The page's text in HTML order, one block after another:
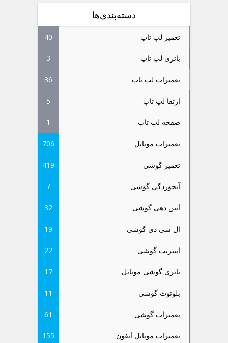
دسته‌بندی‌ها
تعمیر لپ تاپ 40
باتری لپ تاپ 3
تعمیرات لپ تاپ 36
ارتقا لپ تاپ 5
صفحه لپ تاپ 1
تعمیرات موبایل 706
تعمیر گوشی 419
آبخوردگی گوشی 7
آنتن دهی گوشی 32
ال سی دی گوشی 19
اینترنت گوشی 22
باتری گوشی موبایل 17
بلوتوث گوشی 11
تعمیرات گوشی 61
تعمیرات موبایل آیفون 155